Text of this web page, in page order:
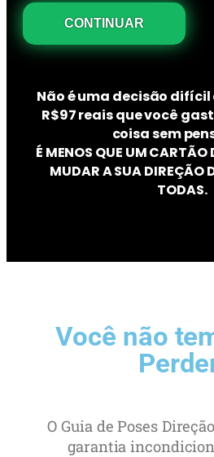
Não é uma decisão
R$97 reais que você
coisa sem
É MENOS QUE UM CARTÃO
MUDAR A SUA DIREÇÃO
TODAS.
Você não
O Guia de Poses
garantia